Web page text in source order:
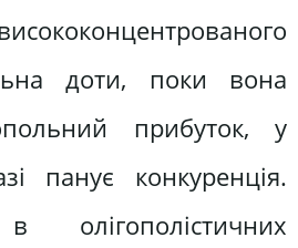
доти, поки вона
прибуток, у
панує конкуренція.
олігополістичних